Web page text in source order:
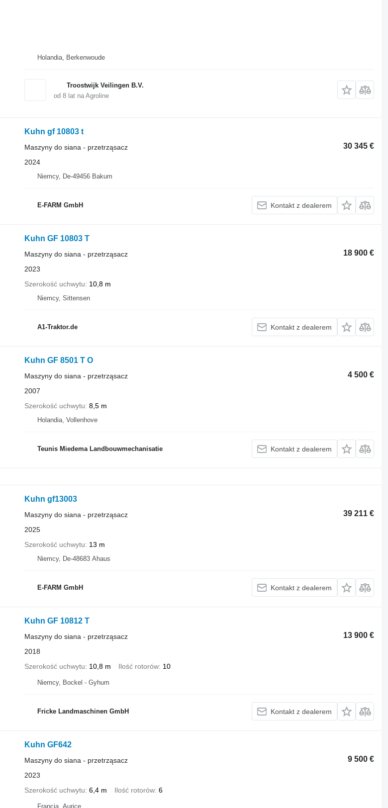
Holandia, Berkenwoude
Troostwijk Veilingen B.V.
od 8lat na Agroline
Kuhn gf 10803 t
30 345 €
Maszyny do siana - przetrząsacz
2024
Niemcy, De-49456 Bakum
E-FARM GmbH Kontakt z dealerem
Kuhn GF 10803 T
18 900 €
Maszyny do siana - przetrząsacz
2023
Szerokość uchwytu
10,8 m
Niemcy, Sittensen
A1-Traktor.de Kontakt z dealerem
Kuhn GF 8501 T O
4 500 €
Maszyny do siana - przetrząsacz
2007
Szerokość uchwytu 8,5 m
Holandia, Vollenhove
Teunis Miedema Landbouwmechanisatie Kontakt z dealerem
Kuhn gf13003
39 211 €
Maszyny do siana - przetrząsacz
2025
Szerokość uchwytu
13 m
Niemcy, De-48683 Ahaus
E-FARM GmbH Kontakt z dealerem
Kuhn GF 10812 T
13 900 €
Maszyny do siana - przetrząsacz
2018
Szerokość uchwytu
10,8 m Ilość rotorów 10
Niemcy, Bockel - Gyhum
Fricke Landmaschinen GmbH Kontakt z dealerem
Kuhn GF642
9 500 €
Maszyny do siana - przetrząsacz
2023
Szerokość uchwytu 6,4 m Ilość rotorów 6
Francja, Aurice